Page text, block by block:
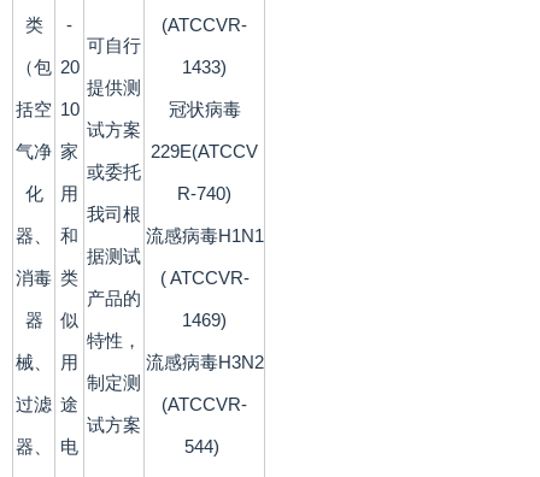
类
（包
括空
气净
化
器、
消毒
器
械、
过滤
器、
-
20
10
家
用
和
类
似
用
途
电
可自行
提供测
试方案
或委托
我司根
据测试
产品的
特性，
制定测
试方案
(ATCCVR-
1433)
冠状病毒
229E(ATCCV
R-740)
流感病毒H1N1
( ATCCVR-
1469)
流感病毒H3N2
(ATCCVR-
544)